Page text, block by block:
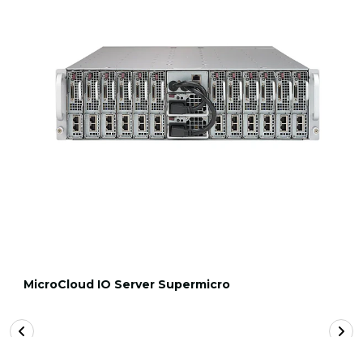
MicroCloud IO Server Supermicro